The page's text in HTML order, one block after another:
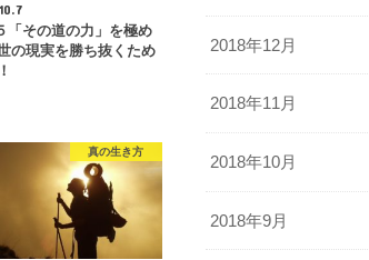
「その道の力」を極め
の現実を勝ち抜くため
真の生き方
2018年12月
2018年11月
2018年10月
2018年9月